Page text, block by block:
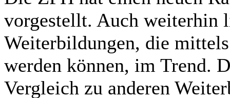
vorgestellt. Auch weiterhin
Weiterbildungen, die
werden können, im Trend.
Vergleich zu anderen